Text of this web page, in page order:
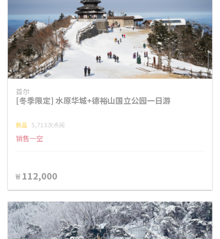
首尔
[冬季限定] 水原华城+德裕山国立公园一日游
新品 5,713次点阅
销售一空
₩ 112,000